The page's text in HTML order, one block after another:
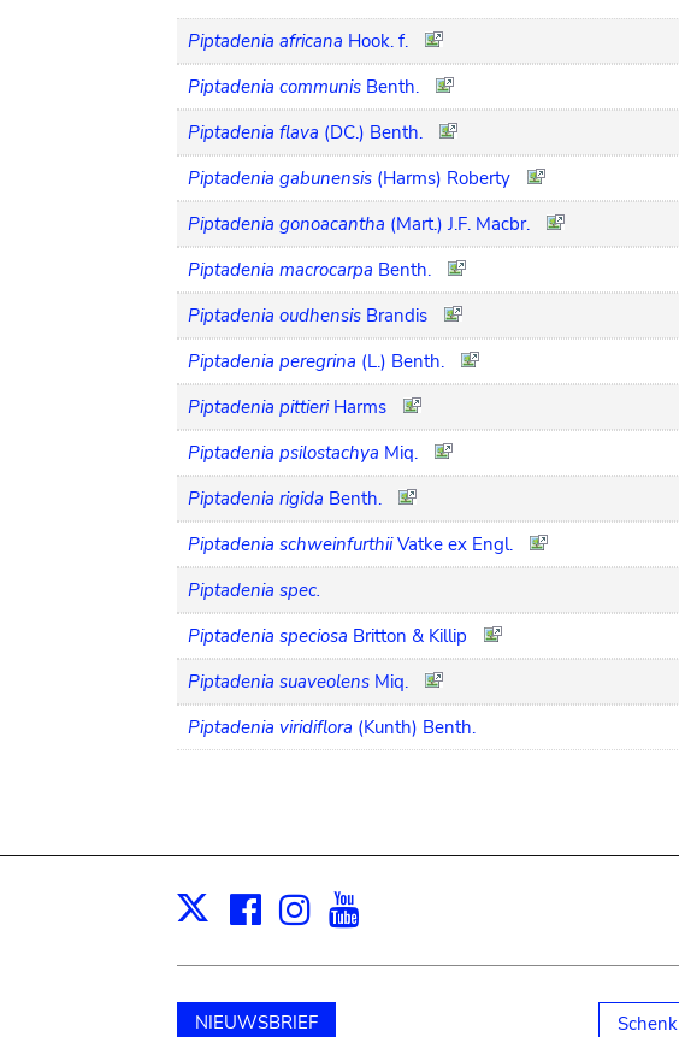
Piptadenia africana Hook. f.
Piptadenia communis Benth.
Piptadenia flava (DC.) Benth.
Piptadenia gabunensis (Harms) Roberty
Piptadenia gonoacantha (Mart.) J.F. Macbr.
Piptadenia macrocarpa Benth.
Piptadenia oudhensis Brandis
Piptadenia peregrina (L.) Benth.
Piptadenia pittieri Harms
Piptadenia psilostachya Miq.
Piptadenia rigida Benth.
Piptadenia schweinfurthii Vatke ex Engl.
Piptadenia spec.
Piptadenia speciosa Britton & Killip
Piptadenia suaveolens Miq.
Piptadenia viridiflora (Kunth) Benth.
X Facebook
Instagram
NIEUWSBRIEF